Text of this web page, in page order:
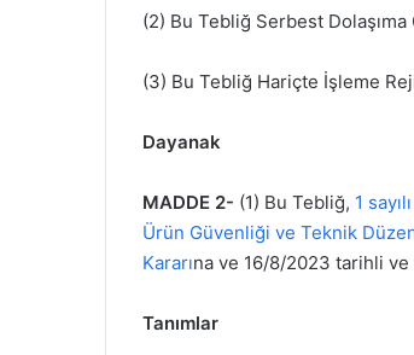
(2) Bu Tebliğ Serbest
(3) Bu Tebliğ Hariçte İşleme
Dayanak
MADDE 2- (1) Bu Tebliğ, 1
Ürün Güvenliği ve Teknik
Kararına ve 16/8/2023 tarihli ve
Tanımlar